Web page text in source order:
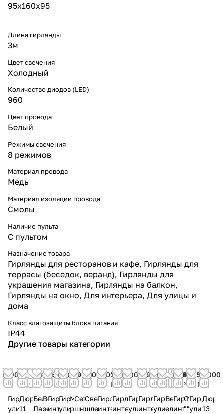
95х160х95
Длина гирлянды
3м
Цвет свечения
Холодный
Количество диодов (LED)
960
Цвет провода
Белый
Режимы свечения
8 режимов
Материал провода
Медь
Материал изоляции провода
Смолы
Наличие пульта
С пультом
Назначение товара
Гирлянды для ресторанов и кафе, Гирлянды для
террасы (беседок, веранд), Гирлянды для
украшения магазина, Гирлянды на балкон,
Гирлянды на окно, Для интерьера, Для улицы и
дома
Класс влагозащиты блока питания
IP44
Другие товары категории
2 900
₽
Гирлянда
уличная
900
₽
Дюралайт
11
1 500
₽
Белт-
Лайт
399
₽
Веточка
зеленая
350
₽
Гирлянда
интерьерная
4 000
₽
Гирлянда
уличный
2 199
₽
Мишка
розовый
300
₽
Сетевой
шнур
5 000
₽
Светодиодный
шлейф
1 300
₽
Гирлянда
интерьерная
1 400
₽
Гирлянда
интерьерная
7 000
₽
Гирлянда
уличный
799
₽
Гирлянда
интерьерная
950
₽
Гирлянда
уличная
0
₽
Веточка
еловая
850
₽
Гирлянда
интерьерная
749
₽
Сирень
"Белая"
549
₽
Мак
"Фуксия"
1 550
₽
Гирлянда
уличная
14 000
₽
13